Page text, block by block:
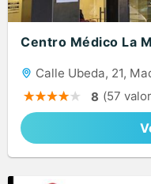
Centro Médico La
Calle Ubeda, 21,
8 (57